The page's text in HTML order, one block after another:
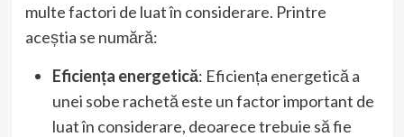
multe factori de luat în considerare. Printre
aceștia se numără:
Eficiența energetică: Eficiența energetică a
unei sobe rachetă este un factor important de
luat în considerare, deoarece trebuie să fie